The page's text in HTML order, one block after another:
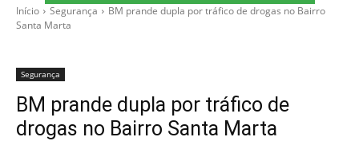
Início Segurança
BM prande dupla por tráfico de drogas no Bairro
Santa Marta
Segurança
BM prande dupla por tráfico de
drogas no Bairro Santa Marta